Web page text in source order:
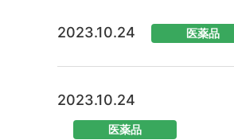
2023.10.24 医薬品
2023.10.24
医薬品